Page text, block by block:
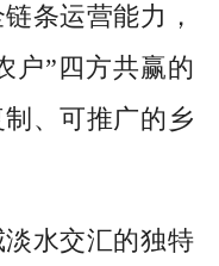
条运营能力，
户”四方共赢的
、可推广的乡
水交汇的独特